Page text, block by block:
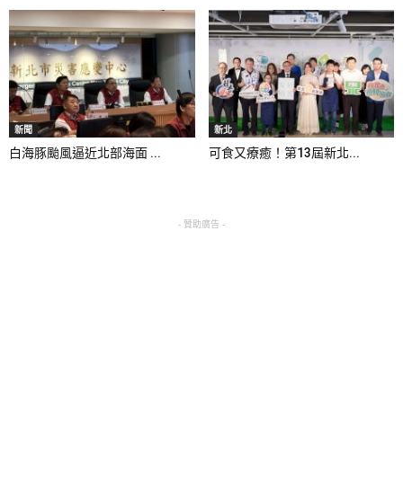
新聞
白海豚颱風逼近北部海面 ...
新北
可食又療癒！第13屆新北...
- 贊助廣告 -